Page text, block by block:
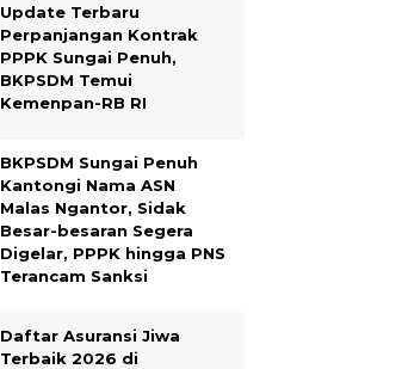
Update Terbaru
Perpanjangan Kontrak
PPPK Sungai Penuh,
BKPSDM Temui
Kemenpan-RB RI
BKPSDM Sungai Penuh
Kantongi Nama ASN
Malas Ngantor, Sidak
Besar-besaran Segera
Digelar, PPPK hingga PNS
Terancam Sanksi
Daftar Asuransi Jiwa
Terbaik 2026 di